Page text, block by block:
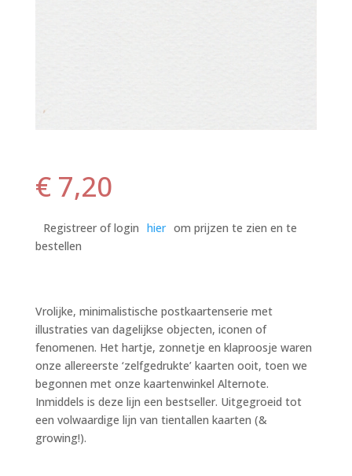
€7,20
Registreer of login hier om prijzen te zien en te
bestellen
Vrolijke, minimalistische postkaartenserie met
illustraties van dagelijkse objecten, iconen of
fenomenen. Het hartje, zonnetje en klaproosje waren
onze allereerste ‘zelfgedrukte’ kaarten ooit, toen we
begonnen met onze kaartenwinkel Alternote.
Inmiddels is deze lijn een bestseller. Uitgegroeid tot
een volwaardige lijn van tientallen kaarten (&
growing!).